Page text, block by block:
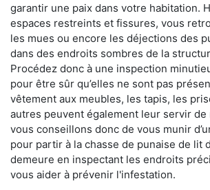
garantir une paix dans votre habitation.
espaces restreints et fissures, vous
les mues ou encore les déjections des
dans des endroits sombres de la
Procédez donc à une inspection
pour être sûr qu’elles ne sont pas
vêtement aux meubles, les tapis, les
autres peuvent également leur servir de
vous conseillons donc de vous munir
pour partir à la chasse de punaise de lit
demeure en inspectant les endroits
vous aider à prévenir l'infestation.